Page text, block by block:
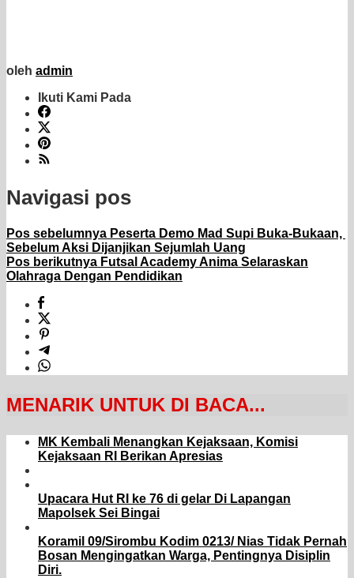
oleh admin
Ikuti Kami Pada
Navigasi pos
Pos sebelumnya Peserta Demo Mad Supi Buka-Bukaan,
Sebelum Aksi Dijanjikan Sejumlah Uang
Pos berikutnya Futsal Academy Anima Selaraskan
Olahraga Dengan Pendidikan
MENARIK UNTUK DI BACA...
MK Kembali Menangkan Kejaksaan, Komisi
Kejaksaan RI Berikan Apresias
Upacara Hut RI ke 76 di gelar Di Lapangan
Mapolsek Sei Bingai
Koramil 09/Sirombu Kodim 0213/ Nias Tidak Pernah
Bosan Mengingatkan Warga, Pentingnya Disiplin
Diri.